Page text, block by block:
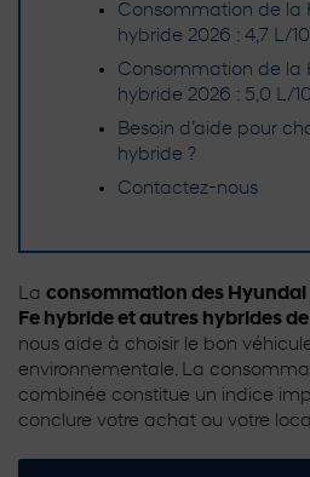
Consommation de la
hybride 2026 : 4,7 L/
Consommation de la
hybride 2026 : 5,0 L/
Besoin d’aide pour
hybride ?
Contactez-nous
La consommation des Hyundai
Fe hybride et autres hybrides
nous aide à choisir le bon
environnementale. La
combinée constitue un indice
conclure votre achat ou votre